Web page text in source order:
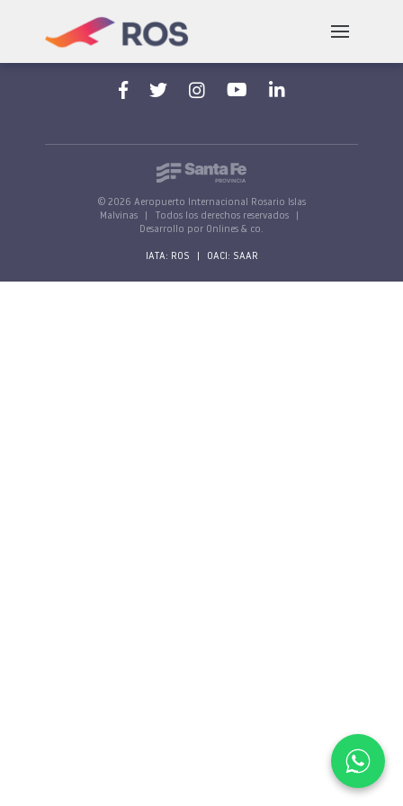
Aeropuerto Internacional Rosario "Islas Malvinas"
Av. Jorge Newbery, s/n, 2000 Rosario, Santa Fe,
Argentina
© 2026 Aeropuerto Internacional Rosario Islas
Malvinas
Todos los derechos reservados
Desarrollo por Onlines & co.
IATA: ROS OACI: SAAR